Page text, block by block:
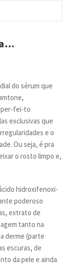
do sérum que
per-fei-to
exclusivas que
e o
Ou seja, é pra
o rosto limpo e,
hidroxifenoxi-
poderoso
extrato de
tanto na
derme (parte
escuras, de
da pele e ainda